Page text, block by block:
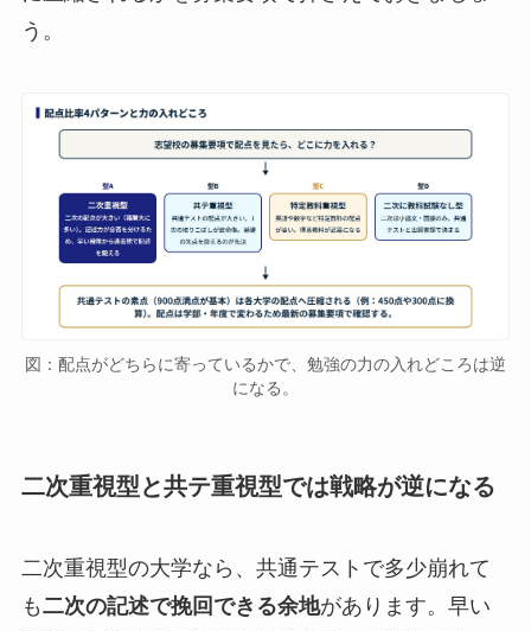
う。
図：配点がどちらに寄っているかで、勉強の力の入れどころは逆
になる。
二次重視型と共テ重視型では戦略が逆になる
二次重視型の大学なら、共通テストで多少崩れて
も二次の記述で挽回できる余地があります。早い